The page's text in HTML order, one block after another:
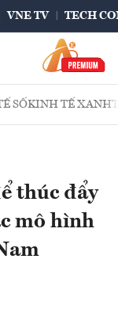
VNE TV TECH
SỐKINH TẾ XANH
thúc đẩy
mô hình